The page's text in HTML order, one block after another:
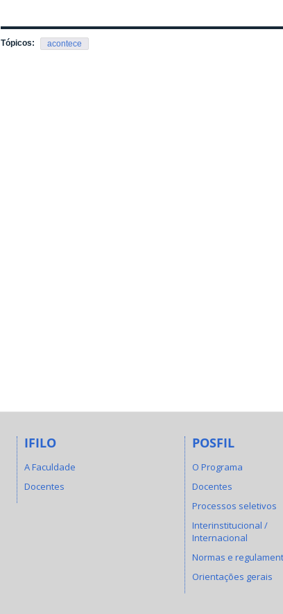
Tópicos: acontece
IFILO
A Faculdade
Docentes
POSFIL
O Programa
Docentes
Processos seletivos
Interinstitucional /
Internacional
Normas e
Orientações gerais